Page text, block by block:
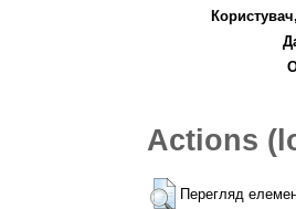
Actions
Перегляд